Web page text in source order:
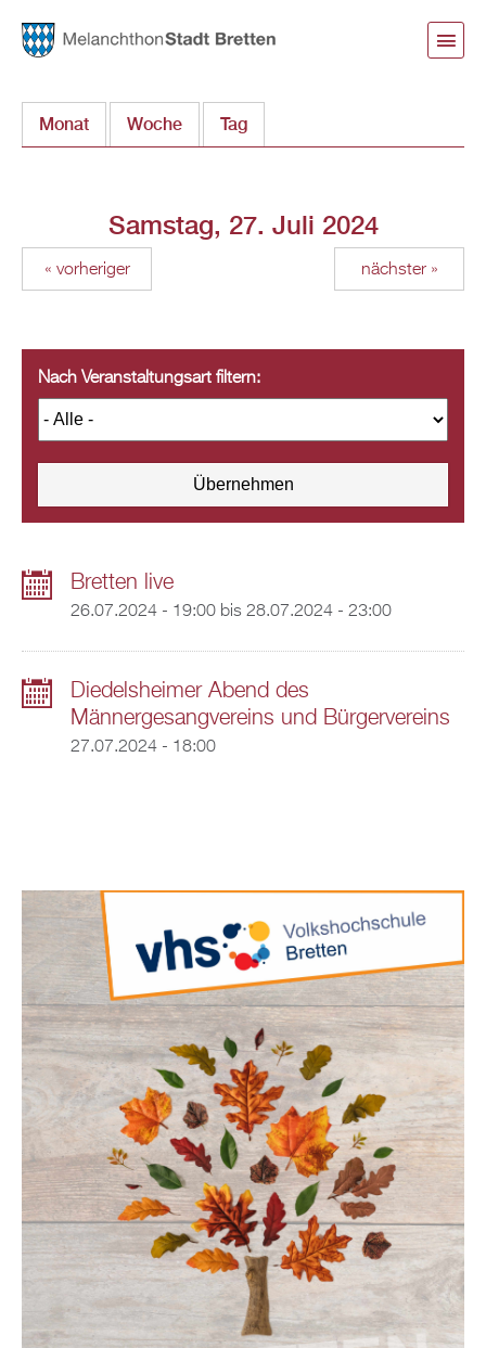
Monat Woche Tag
Samstag, 27. Juli 2024
« vorheriger nächster »
Nach Veranstaltungsart filtern:
Bretten live
26.07.2024 - 19:00bis 28.07.2024 - 23:00
Diedelsheimer Abend des
Männergesangvereins und Bürgervereins
27.07.2024 - 18:00